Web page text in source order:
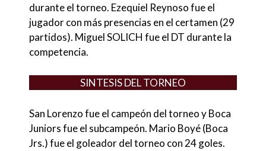
durante el torneo. Ezequiel Reynoso fue el
jugador con más presencias en el certamen (29
partidos). Miguel SOLICH fue el DT durante la
competencia.
SINTESIS DEL TORNEO
San Lorenzo fue el campeón del torneo y Boca
Juniors fue el subcampeón. Mario Boyé (Boca
Jrs.) fue el goleador del torneo con 24 goles.